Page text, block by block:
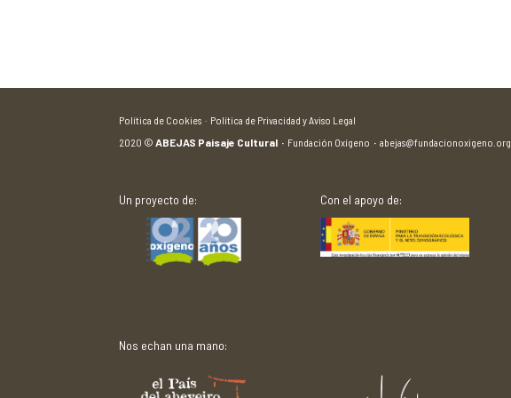
Política de Cookies · Política de Privacidad y Aviso Legal
2020 ©ABEJAS Paisaje Cultural · Fundación Oxígeno ·abejas@fundacionoxigeno.org
Un proyecto de: Con el apoyo de:
Nos echan una mano: